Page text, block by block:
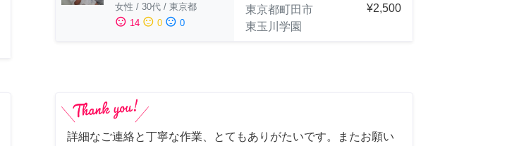
女性 / 30代 / 東京都
sentiment_satisfied 14 sentiment_neutral 0 sentiment_dissatisfied 0
東京都町田市
東玉川学園
¥2,500
詳細なご連絡と丁寧な作業、とてもありがたいです。またお願い